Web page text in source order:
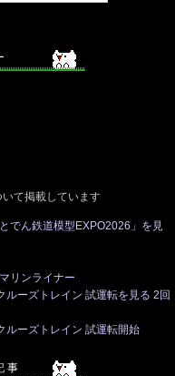
て掲載しています
でん鉄道模型EXPO2026」を見
リンライナー
ルーズトレイン 試運転を見る 2回
ルーズトレイン 試運転開始
事